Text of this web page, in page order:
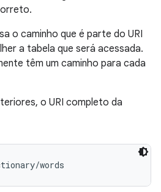
o caminho que é parte do URI
a tabela que será acessada.
têm um caminho para cada
o URI completo da